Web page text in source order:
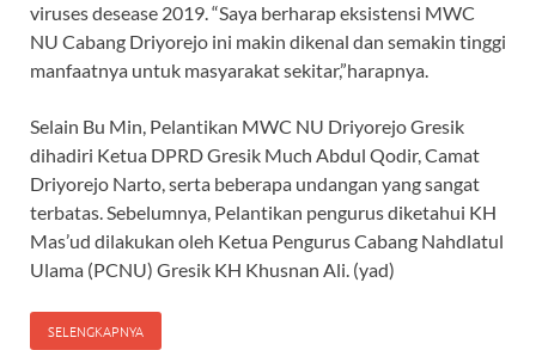
viruses desease 2019. “Saya berharap eksistensi MWC
NU Cabang Driyorejo ini makin dikenal dan semakin tinggi
manfaatnya untuk masyarakat sekitar,”harapnya.
Selain Bu Min, Pelantikan MWC NU Driyorejo Gresik
dihadiri Ketua DPRD Gresik Much Abdul Qodir, Camat
Driyorejo Narto, serta beberapa undangan yang sangat
terbatas. Sebelumnya, Pelantikan pengurus diketahui KH
Mas’ud dilakukan oleh Ketua Pengurus Cabang Nahdlatul
Ulama (PCNU) Gresik KH Khusnan Ali. (yad)
SELENGKAPNYA